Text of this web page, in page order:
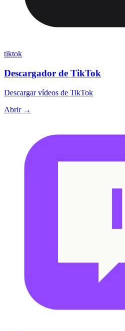
tiktok
Descargador de TikTok
Descargar vídeos de TikTok
Abrir →